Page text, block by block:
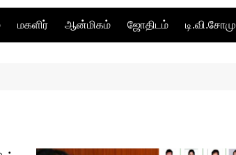
மகளிர் ஆன்மிகம் ஜோதிடம் டி.வி.சோமு